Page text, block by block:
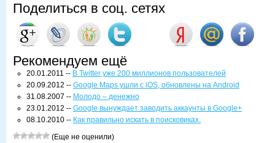
Поделиться в соц. сетях
Рекомендуем ещё
20.01.2011 -- В Twitter уже 200 миллионов пользователей
20.09.2012 -- Google Maps ушли с iOS, обновлены на Android
31.08.2007 -- Молодо – денежно
23.01.2012 -- Google вынуждает заводить аккаунты в Google+
08.10.2010 -- Как правильно искать в поисковиках.
(Еще не оценили)